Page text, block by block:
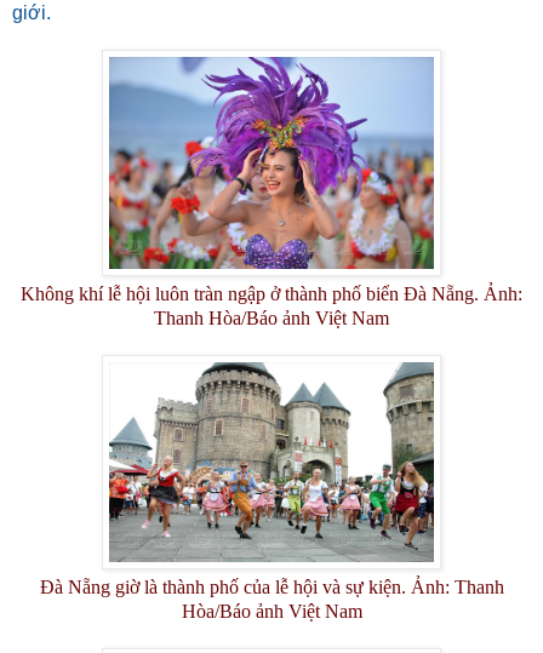
giới.
Không khí lễ hội luôn tràn ngập ở thành phố biển Đà Nẵng. Ảnh:
Thanh Hòa/Báo ảnh Việt Nam
Đà Nẵng giờ là thành phố của lễ hội và sự kiện. Ảnh: Thanh
Hòa/Báo ảnh Việt Nam